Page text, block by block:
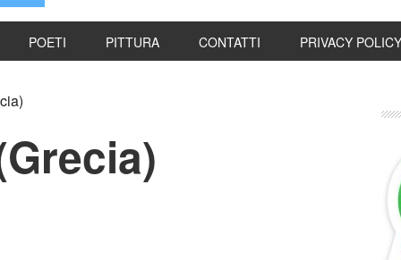
POETI PITTURA CONTATTI PRIVACY POLICY